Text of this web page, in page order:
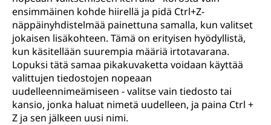
ensimmäinen kohde hiirellä ja pidä Ctrl+Z-
näppäinyhdistelmää painettuna samalla, kun valitset
jokaisen lisäkohteen. Tämä on erityisen hyödyllistä,
kun käsitellään suurempia määriä irtotavarana.
Lopuksi tätä samaa pikakuvaketta voidaan käyttää
valittujen tiedostojen nopeaan
uudelleennimeämiseen - valitse vain tiedosto tai
kansio, jonka haluat nimetä uudelleen, ja paina Ctrl +
Z ja sen jälkeen uusi nimi.